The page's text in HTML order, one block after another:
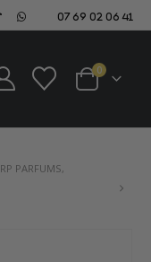
07 69 02 06 41
0
RP PARFUMS,